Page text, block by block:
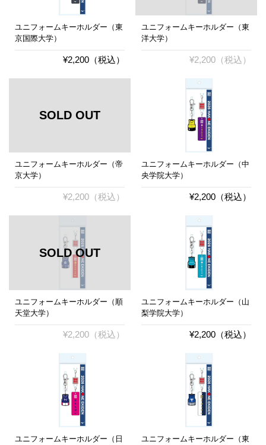
ユニフォームキーホルダー（東
京国際大学）
¥2,200（税込）
ユニフォームキーホルダー（東
洋大学）
¥2,200（税込）
ユニフォームキーホルダー（帝
京大学）
¥2,200（税込）
ユニフォームキーホルダー（中
央学院大学）
¥2,200（税込）
ユニフォームキーホルダー（順
天堂大学）
¥2,200（税込）
ユニフォームキーホルダー（山
梨学院大学）
¥2,200（税込）
ユニフォームキーホルダー（日
ユニフォームキーホルダー（東